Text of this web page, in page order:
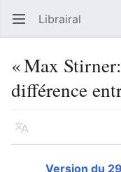
Ouvrir le menu principal Librairal
« Max
différence
Langue
Version du 29